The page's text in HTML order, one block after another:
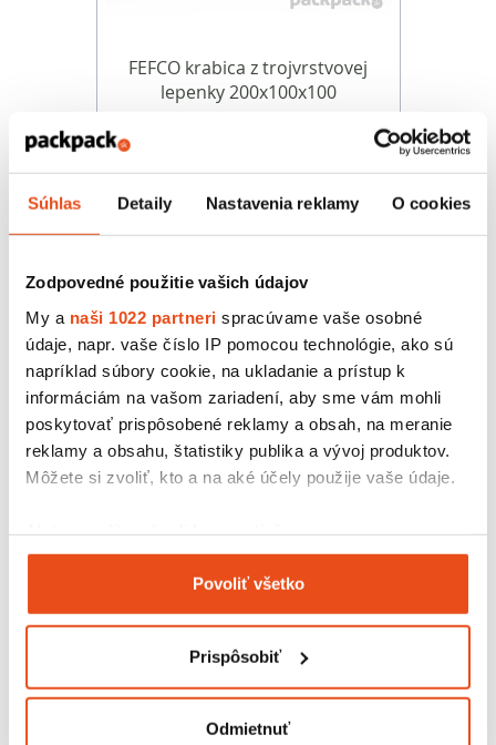
Súhlas Detaily Nastavenia reklamy O cookies
Zodpovedné použitie vašich údajov
My a naši 1022 partneri spracúvame vaše osobné
údaje, napr. vaše číslo IP pomocou technológie, ako sú
napríklad súbory cookie, na ukladanie a prístup k
informáciám na vašom zariadení, aby sme vám mohli
poskytovať prispôsobené reklamy a obsah, na meranie
reklamy a obsahu, štatistiky publika a vývoj produktov.
Môžete si zvoliť, kto a na aké účely použije vaše údaje.
Zhromažďovať informácie o vašej geografickej
polohe s presnosťou na niekoľko metrov
Identifikovať vaše zariadenie aktívnym
Viac informácií o tom, ako sa spracúvajú vaše osobné
údaje, nájdete v časti svašimi nastaveniami
Povoliť všetko
Prispôsobiť
Odmietnuť
FEFCO krabica z trojvrstvovej
lepenky 200x100x100
Krabica z trojvrstvovej lepenky
200x200x150
10,46 € s DPH
8,50 € bez DPH
25 ks v balení